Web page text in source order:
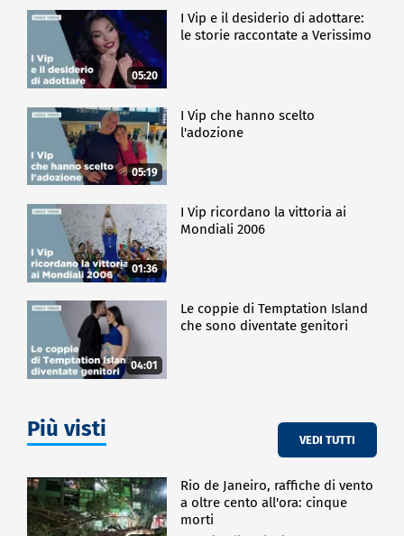
05:20
I Vip e il desiderio di adottare:
le storie raccontate a Verissimo
05:19
I Vip che hanno scelto
l'adozione
01:36
I Vip ricordano la vittoria ai
Mondiali 2006
04:01
Le coppie di Temptation Island
che sono diventate genitori
Più visti VEDI TUTTI
Rio de Janeiro, raffiche di vento
a oltre cento all'ora: cinque
morti